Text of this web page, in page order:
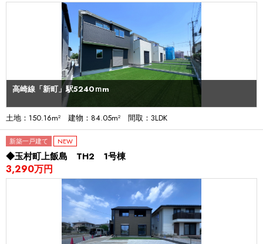
高崎線「新町」駅5240ｍm
土地：150.16m² 建物：84.05m² 間取：3LDK
新築一戸建て NEW
◆玉村町上飯島 TH2 1号棟
3,290万円